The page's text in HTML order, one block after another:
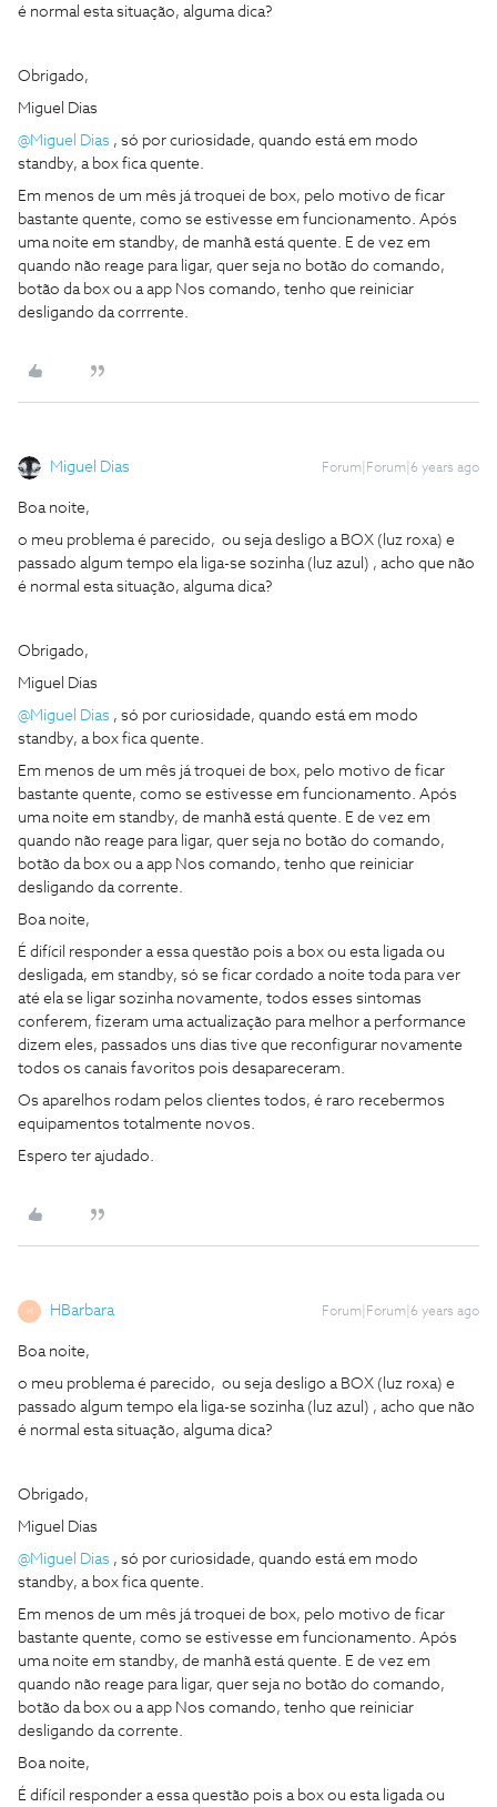
é normal esta situação, alguma dica?
Obrigado,
Miguel Dias
@Miguel Dias , só por curiosidade, quando está em modo
standby, a box fica quente.
Em menos de um mês já troquei de box, pelo motivo de ficar
bastante quente, como se estivesse em funcionamento. Após
uma noite em standby, de manhã está quente. E de vez em
quando não reage para ligar, quer seja no botão do comando,
botão da box ou a app Nos comando, tenho que reiniciar
desligando da corrrente.
Miguel Dias Forum|Forum|6 years ago
Boa noite,
o meu problema é parecido, ou seja desligo a BOX (luz roxa) e
passado algum tempo ela liga-se sozinha (luz azul) , acho que não
é normal esta situação, alguma dica?
Obrigado,
Miguel Dias
@Miguel Dias , só por curiosidade, quando está em modo
standby, a box fica quente.
Em menos de um mês já troquei de box, pelo motivo de ficar
bastante quente, como se estivesse em funcionamento. Após
uma noite em standby, de manhã está quente. E de vez em
quando não reage para ligar, quer seja no botão do comando,
botão da box ou a app Nos comando, tenho que reiniciar
desligando da corrente.
Boa noite,
É difícil responder a essa questão pois a box ou esta ligada ou
desligada, em standby, só se ficar cordado a noite toda para ver
até ela se ligar sozinha novamente, todos esses sintomas
conferem, fizeram uma actualização para melhor a performance
dizem eles, passados uns dias tive que reconfigurar novamente
todos os canais favoritos pois desapareceram.
Os aparelhos rodam pelos clientes todos, é raro recebermos
equipamentos totalmente novos.
Espero ter ajudado.
HBarbara Forum|Forum|6 years ago
Boa noite,
o meu problema é parecido, ou seja desligo a BOX (luz roxa) e
passado algum tempo ela liga-se sozinha (luz azul) , acho que não
é normal esta situação, alguma dica?
Obrigado,
Miguel Dias
@Miguel Dias , só por curiosidade, quando está em modo
standby, a box fica quente.
Em menos de um mês já troquei de box, pelo motivo de ficar
bastante quente, como se estivesse em funcionamento. Após
uma noite em standby, de manhã está quente. E de vez em
quando não reage para ligar, quer seja no botão do comando,
botão da box ou a app Nos comando, tenho que reiniciar
desligando da corrente.
Boa noite,
É difícil responder a essa questão pois a box ou esta ligada ou